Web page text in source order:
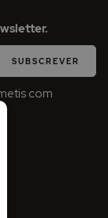
SUBSCREVER
com